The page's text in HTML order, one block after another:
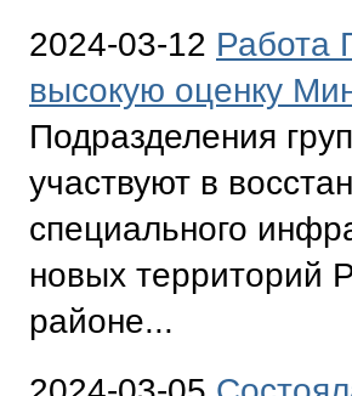
2024-03-12 Работа
высокую оценку
Подразделения
участвуют в
специального
новых территорий
районе...